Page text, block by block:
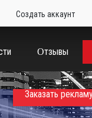
Создать аккаунт
Отзывы
Заказать